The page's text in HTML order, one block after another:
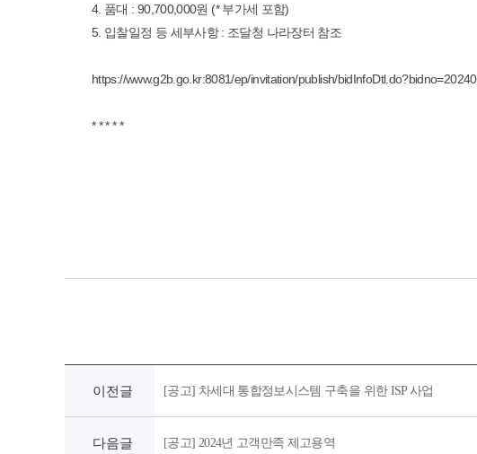
4. 품대 : 90,700,000원 (* 부가세 포함)
5. 입찰일정 등 세부사항 : 조달청 나라장터 참조
https://www.g2b.go.kr:8081/ep/invitation/publish/
* * * * *
이전글 [공고] 차세대 통합정보시스템 구축을 위한 ISP 사업
다음글 [공고] 2024년 고객만족 제고용역